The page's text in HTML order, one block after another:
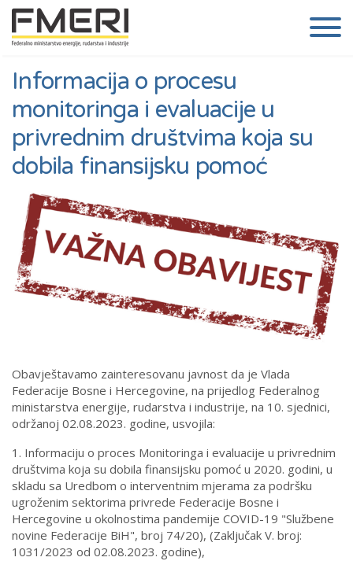
Informacija o procesu
monitoringa i evaluacije u
privrednim društvima koja su
dobila finansijsku pomoć
Obavještavamo zainteresovanu javnost da je Vlada
Federacije Bosne i Hercegovine, na prijedlog Federalnog
ministarstva energije, rudarstva i industrije, na 10. sjednici,
održanoj 02.08.2023. godine, usvojila:
1. Informaciju o proces Monitoringa i evaluacije u privrednim
društvima koja su dobila finansijsku pomoć u 2020. godini, u
skladu sa Uredbom o interventnim mjerama za podršku
ugroženim sektorima privrede Federacije Bosne i
Hercegovine u okolnostima pandemije COVID-19 "Službene
novine Federacije BiH", broj 74/20), (Zaključak V. broj:
1031/2023 od 02.08.2023. godine),